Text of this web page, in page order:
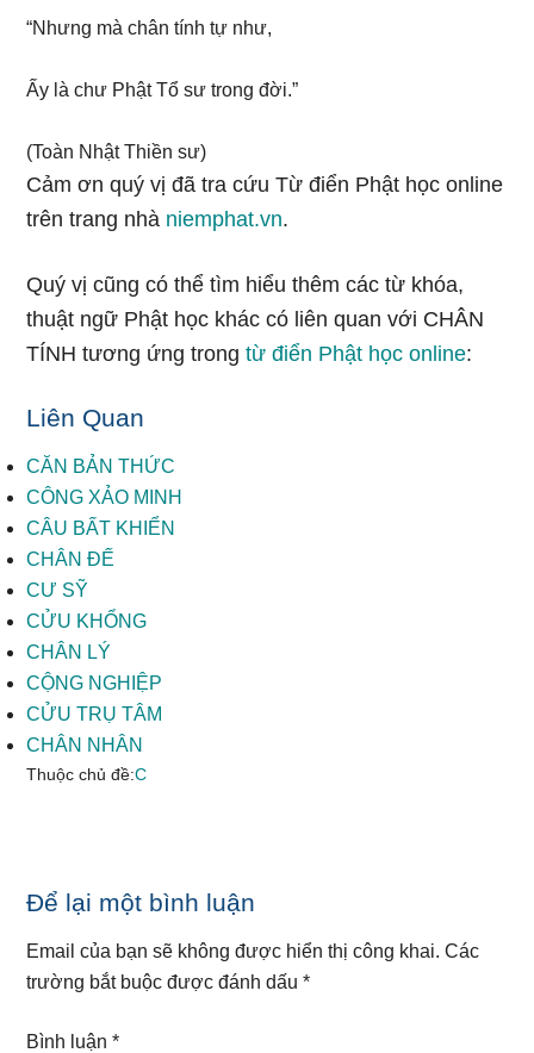
“Nhưng mà chân tính tự như,
Ấy là chư Phật Tổ sư trong đời.”
(Toàn Nhật Thiền sư)
Cảm ơn quý vị đã tra cứu Từ điển Phật học online
trên trang nhà niemphat.vn.
Quý vị cũng có thể tìm hiểu thêm các từ khóa,
thuật ngữ Phật học khác có liên quan với CHÂN
TÍNH tương ứng trongtừ điển Phật học online:
Liên Quan
CĂN BẢN THỨC
CÔNG XẢO MINH
CÂU BẤT KHIỂN
CHÂN ĐẾ
CƯ SỸ
CỬU KHỔNG
CHÂN LÝ
CỘNG NGHIỆP
CỬU TRỤ TÂM
CHÂN NHÂN
Thuộc chủ đề:C
Reader
Interactions
Để lại một bình luận
Email của bạn sẽ không được hiển thị công khai. Các
trường bắt buộc được đánh dấu*
Bình luận*